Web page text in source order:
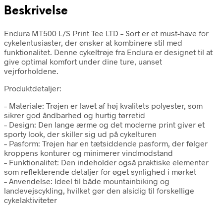
Beskrivelse
Endura MT500 L/S Print Tee LTD – Sort er et must-have for
cykelentusiaster, der ønsker at kombinere stil med
funktionalitet. Denne cykeltrøje fra Endura er designet til at
give optimal komfort under dine ture, uanset
vejrforholdene.
Produktdetaljer:
– Materiale: Trøjen er lavet af høj kvalitets polyester, som
sikrer god åndbarhed og hurtig tørretid
– Design: Den lange ærme og det moderne print giver et
sporty look, der skiller sig ud på cykelturen
– Pasform: Trøjen har en tætsiddende pasform, der følger
kroppens konturer og minimerer vindmodstand
– Funktionalitet: Den indeholder også praktiske elementer
som reflekterende detaljer for øget synlighed i mørket
– Anvendelse: Ideel til både mountainbiking og
landevejscykling, hvilket gør den alsidig til forskellige
cykelaktiviteter